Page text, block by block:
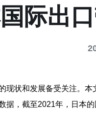
际出
状和发展备受关注。
据，截至2021年，日本